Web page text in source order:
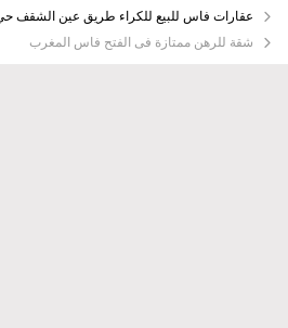
عقارات فاس للبيع للكراء طريق عين الشقف
شقة للرهن ممتازة فى الفتح فاس المغرب